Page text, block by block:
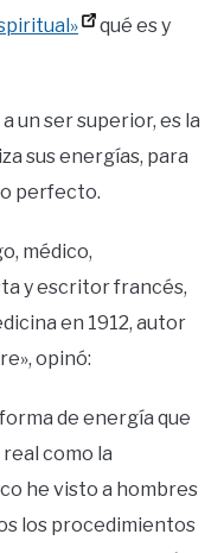
qué es y
un ser superior, es la
sus energías, para
perfecto.
médico,
y escritor francés,
en 1912, autor
opinó:
de energía que
como la
he visto a hombres
los procedimientos